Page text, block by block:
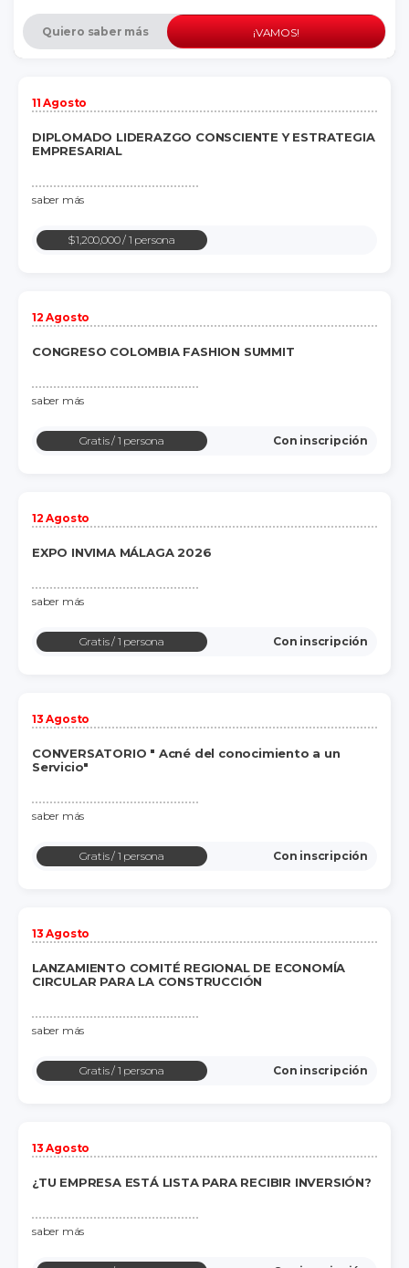
Quiero saber más ¡VAMOS!
11 Agosto
DIPLOMADO LIDERAZGO CONSCIENTE Y ESTRATEGIA
EMPRESARIAL
saber más
$1,200,000/ 1 persona
12 Agosto
CONGRESO COLOMBIA FASHION SUMMIT
saber más
Gratis/ 1 persona Con inscripción
12 Agosto
EXPO INVIMA MÁLAGA 2026
saber más
Gratis/ 1 persona Con inscripción
13 Agosto
CONVERSATORIO " Acné del conocimiento a un
Servicio"
saber más
Gratis/ 1 persona Con inscripción
13 Agosto
LANZAMIENTO COMITÉ REGIONAL DE ECONOMÍA
CIRCULAR PARA LA CONSTRUCCIÓN
saber más
Gratis/ 1 persona Con inscripción
13 Agosto
¿TU EMPRESA ESTÁ LISTA PARA RECIBIR INVERSIÓN?
saber más